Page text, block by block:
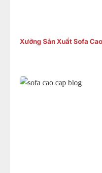
Xưởng Sản Xuất Sofa